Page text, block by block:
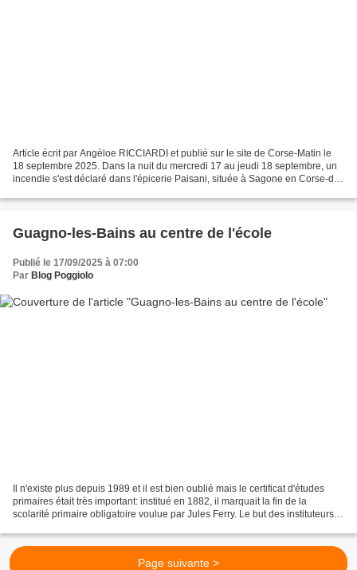
Article écrit par Angèloe RICCIARDI et publié sur le site de Corse-Matin le
18 septembre 2025. Dans la nuit du mercredi 17 au jeudi 18 septembre, un
incendie s'est déclaré dans l'épicerie Paisani, située à Sagone en Corse-du-
Guagno-les-Bains au centre de l'école
Publié le 17/09/2025 à 07:00
Par Blog Poggiolo
Il n'existe plus depuis 1989 et il est bien oublié mais le certificat d'études
primaires était très important: institué en 1882, il marquait la fin de la
scolarité primaire obligatoire voulue par Jules Ferry. Le but des instituteurs
Page suivante >